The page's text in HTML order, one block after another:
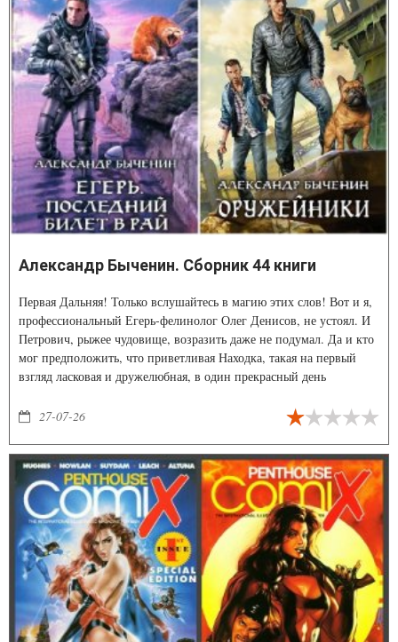
Александр Быченин. Сборник 44 книги
Первая Дальняя! Только вслушайтесь в магию этих слов! Вот и я,
профессиональный Егерь-фелинолог Олег Денисов, не устоял. И
Петрович, рыжее чудовище, возразить даже не подумал. Да и кто
мог предположить, что приветливая Находка, такая на первый
взгляд ласковая и дружелюбная, в один прекрасный день
27-07-26